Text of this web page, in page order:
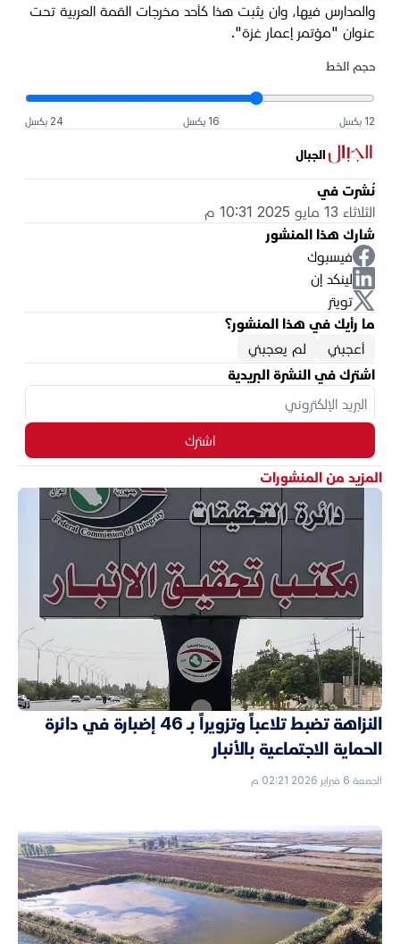
والمدارس فيها، وان يثبت هذا كأحد مخرجات القمة العربية تحت
عنوان "مؤتمر إعمار غزة".
حجم الخط
12 بكسل 16 بكسل 24 بكسل
الجبال
نُشرت في
الثلاثاء 13 مايو 2025 10:31 م
شارك هذا المنشور
فيسبوك
لينكد إن
تويتر
ما رأيك في هذا المنشور؟
أعجبني
لم يعجبني
اشترك في النشرة البريدية
اشترك
المزيد من المنشورات
النزاهة تضبط تلاعباً وتزويراً بـ 46 إضبارة في دائرة
الحماية الاجتماعية بالأنبار
الجمعة 6 فبراير 2026 02:21 م